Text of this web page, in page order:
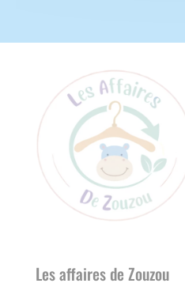
Les affaires de Zouzou